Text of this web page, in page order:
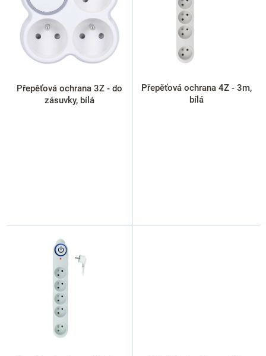
Přepěťová ochrana 3Z - do
zásuvky, bílá
Přepěťová ochrana 4Z - 3m,
bílá